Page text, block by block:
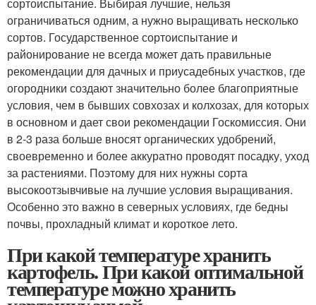
ограничиваться одним, а нужно выращивать несколько
сортов. Государственное сортоиспытание и
районирование не всегда может дать правильные
рекомендации для дачных и приусадебных участков, где
огородники создают значительно более благоприятные
условия, чем в бывших совхозах и колхозах, для которых
в основном и дает свои рекомендации Госкомиссия. Они
в 2-3 раза больше вносят органических удобрений,
своевременно и более аккуратно проводят посадку, уход
за растениями. Поэтому для них нужны сорта
высокоотзывчивые на лучшие условия выращивания.
Особенно это важно в северных условиях, где бедны
почвы, прохладный климат и короткое лето.
При какой температуре хранить
картофель. При какой оптимальной
температуре можно хранить